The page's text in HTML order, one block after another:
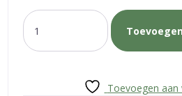
citroengras
body
&amp;amp;
Toevoegen aan